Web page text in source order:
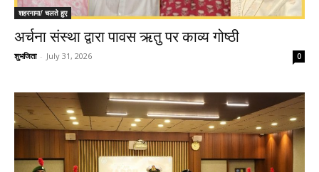
शहरनामा/ चलते हुए
अर्चना संस्था द्वारा पावस ऋतु पर काव्य गोष्ठी
शुभजिता - July 31, 2026 0